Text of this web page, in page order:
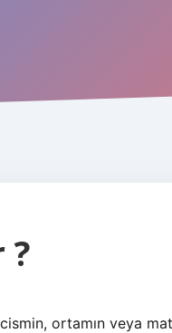
?
cismin, ortamın veya